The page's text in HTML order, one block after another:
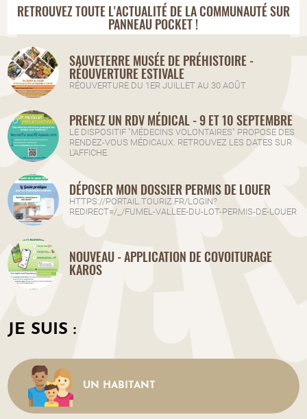
RETROUVEZ TOUTE L'ACTUALITÉ DE LA COMMUNAUTÉ SUR
PANNEAU POCKET !
SAUVETERRE MUSÉE DE PRÉHISTOIRE -
RÉOUVERTURE ESTIVALE
RÉOUVERTURE DU 1ER JUILLET AU 30 AOÛT
PRENEZ UN RDV MÉDICAL - 9 ET 10 SEPTEMBRE
LE DISPOSITIF "MÉDECINS VOLONTAIRES" PROPOSE DES
RENDEZ-VOUS MÉDICAUX. RETROUVEZ LES DATES SUR
L'AFFICHE.
DÉPOSER MON DOSSIER PERMIS DE LOUER
HTTPS://PORTAIL.TOURIZ.FR/LOGIN?
REDIRECT=/_/FUMEL-VALLEE-DU-LOT-PERMIS-DE-LOUER
NOUVEAU - APPLICATION DE COVOITURAGE
KAROS
JE SUIS :
UN HABITANT